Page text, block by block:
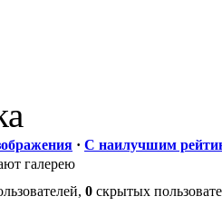
· С наилучшим
галерею
0 скрытых